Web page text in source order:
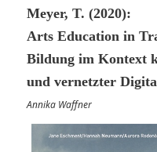
Meyer, T. (2020):
Arts Education in
Bildung im Kontext
und vernetzter
Annika Waffner